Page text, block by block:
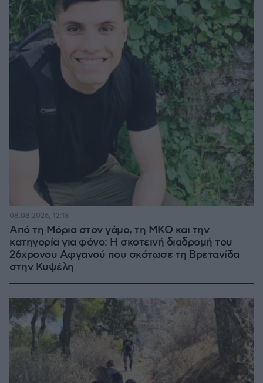
Από τη Μόρια στον γάμο, τη ΜΚΟ και την
κατηγορία για φόνο: Η σκοτεινή διαδρομή του
26χρονου Αφγανού που σκότωσε τη Βρετανίδα
στην Κυψέλη
08.08.2026, 12:18